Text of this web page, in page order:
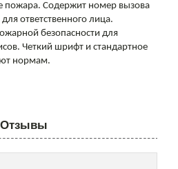
пожара. Содержит номер вызова
ответственного лица.
безопасности для
Четкий шрифт и стандартное
нормам.
Отзывы